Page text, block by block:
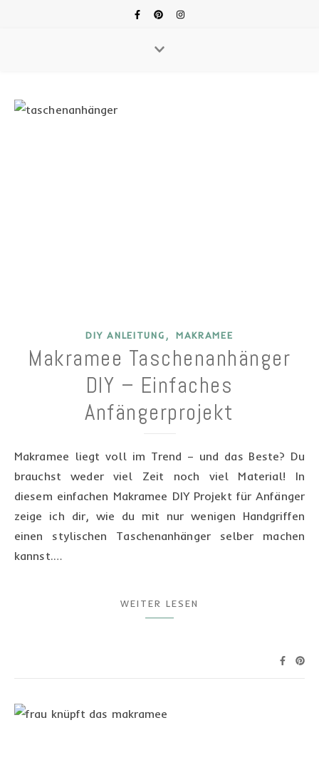
DIY ANLEITUNG , MAKRAMEE
Makramee Taschenanhänger
DIY – Einfaches
Anfängerprojekt
Makramee liegt voll im Trend – und das Beste? Du
brauchst weder viel Zeit noch viel Material! In
diesem einfachen Makramee DIY Projekt für Anfänger
zeige ich dir, wie du mit nur wenigen Handgriffen
einen stylischen Taschenanhänger selber machen
kannst.…
WEITER LESEN